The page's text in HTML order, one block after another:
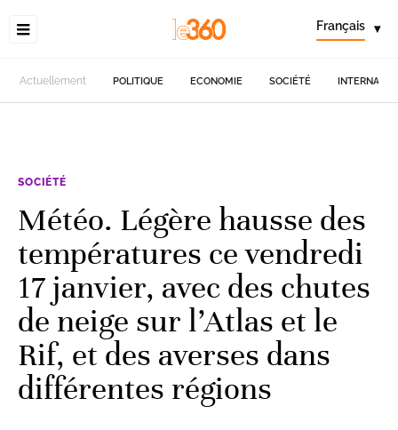
Français ▾
Actuellement POLITIQUE ECONOMIE SOCIÉTÉ
SOCIÉTÉ
Météo. Légère hausse des
températures ce vendredi
17 janvier, avec des chutes
de neige sur l’Atlas et le
Rif, et des averses dans
différentes régions